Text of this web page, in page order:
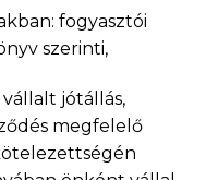
fogyasztói
szerinti,
jótállás,
megfelelő